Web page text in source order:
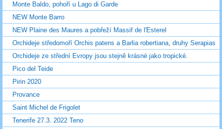
Monte Baldo, pohoří u Lago di Garde
NEW Monte Barro
NEW Plaine des Maures a pobřeží Massif de l'Esterel
Orchideje středomoří Orchis patens a Barlia robertiana, druhy Serapias
Orchideje ze střední Evropy jsou stejně krásné jako tropické.
Pico del Teide
Pirin 2020
Provance
Saint Michel de Frigolet
Tenerife 27.3. 2022 Teno